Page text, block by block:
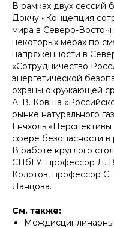
В рамках двух сессий
Докчу «Концепция
мира в Северо-
некоторых мерах по
напряженности в
«Сотрудничество
энергетической
охраны окружающей
А. В. Ковша
рынке натурального
Ёнчхоль «Перспективы
сфере безопасности в
В работе круглого
СПбГУ: профессор Д.
Колотов, профессор
Ланцова.
См. также: